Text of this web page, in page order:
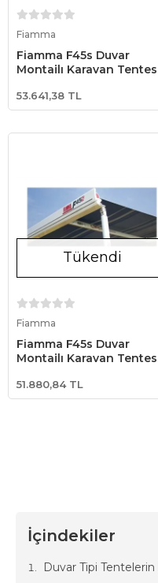
Fiamma
Fiamma F45s Duvar
Montajlı Karavan
53.641,38 TL
Tükendi
Fiamma
Fiamma F45s Duvar
Montajlı Karavan
51.880,84 TL
İçindekiler
Duvar Tipi Tentelerin